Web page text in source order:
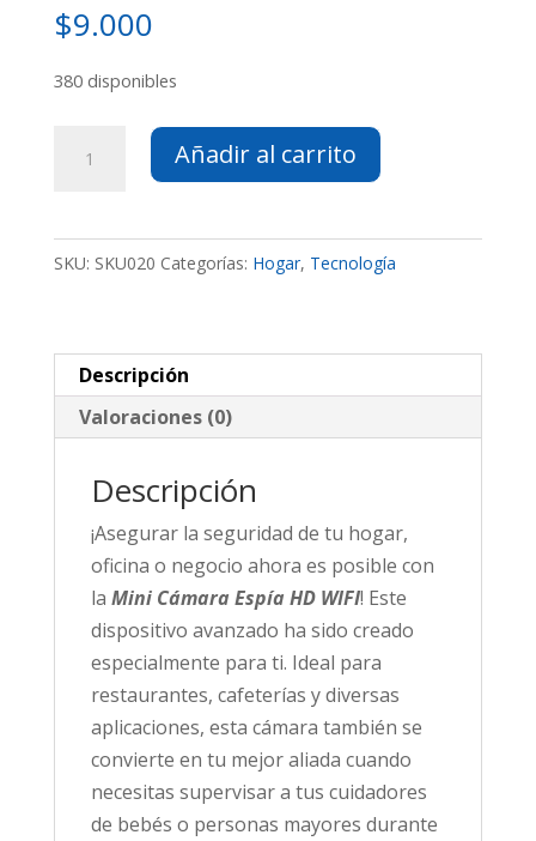
$9.000
380 disponibles
Cámara
HD
WIFI
Añadir al carrito
SKU: SKU020 Categorías: Hogar, Tecnología
Descripción
Valoraciones (0)
Descripción
¡Asegurar la seguridad de tu hogar,
oficina o negocio ahora es posible con
la Mini Cámara Espía HD WIFI! Este
dispositivo avanzado ha sido creado
especialmente para ti. Ideal para
restaurantes, cafeterías y diversas
aplicaciones, esta cámara también se
convierte en tu mejor aliada cuando
necesitas supervisar a tus cuidadores
de bebés o personas mayores durante